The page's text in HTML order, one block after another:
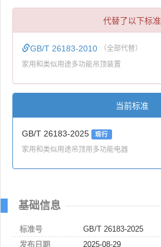
代替了以下标准
GB/T 26183-2010 （全部代替）
家用和类似用途多功能吊顶装置
当前标准
GB/T 26183-2025 现行
家用和类似用途吊顶用多功能电器
基础信息
标准号
GB/T 26183-2025
发布日期
2025-08-29